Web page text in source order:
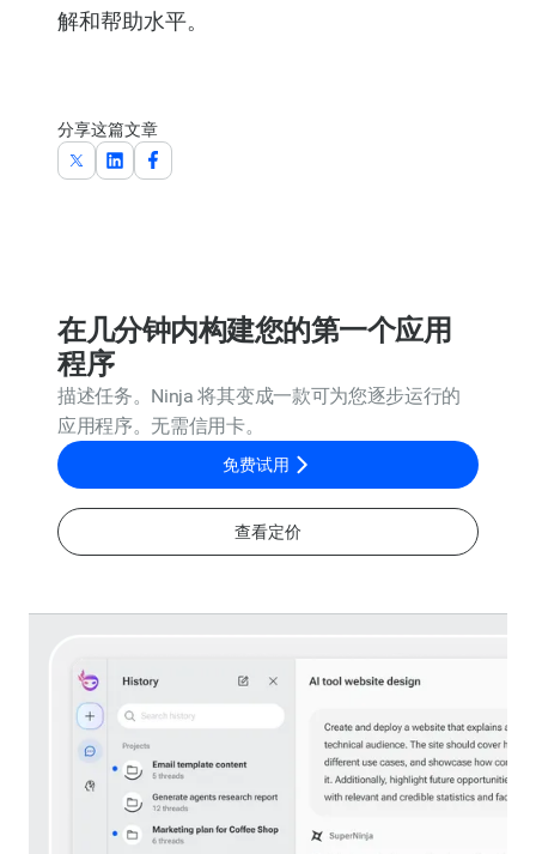
解和帮助水平。
分享这篇文章
在几分钟内构建您的第一个应用
程序
描述任务。Ninja 将其变成一款可为您逐步运行的
应用程序。无需信用卡。
免费试用
查看定价